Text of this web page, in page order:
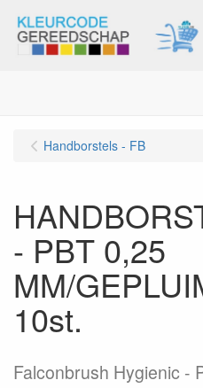
Handborstels - FB
- PBT 0,25
MM/
10st.
Falconbrush Hygienic -